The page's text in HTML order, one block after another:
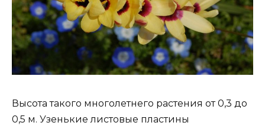
Высота такого многолетнего растения от 0,3 до
0,5 м. Узенькие листовые пластины